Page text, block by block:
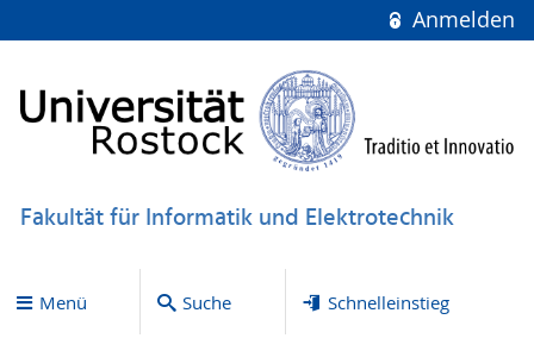
Anmelden
Fakultät für Informatik und Elektrotechnik
Menü Suche Schnelleinstieg